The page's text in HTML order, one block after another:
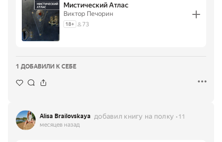
Мистический Атлас
Виктор Печорин
18+ 73
1 ДОБАВИЛИ К СЕБЕ
Alisa Brailovskaya добавил книгу на полку
11
месяцев назад